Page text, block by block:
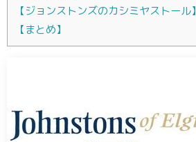
【ジョンストンズのカシミヤストール】
【まとめ】